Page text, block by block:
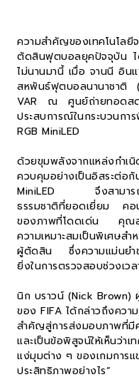
ความสำคัญของเทคโนโลยี
ตัดสินฟุตบอลยุคปัจจุบัน ได้
ไม่นานมานี้ เมื่อ จานนี อิน
สหพันธ์ฟุตบอลนานาชาติ
VAR ณ ศูนย์ถ่ายทอดสด
ประสบการณ์ในกระบวน
RGB MiniLED
ด้วยขุมพลังจากแหล่งกำ
ควบคุมอย่างเป็นอิสระ
MiniLED จึงสามารถใ
ธรรมชาติที่ยอดเยี่ยม คอ
ของภาพที่โดดเด่น คุณสม
ความเหมาะสมเป็นพิเศษส
ผู้ตัดสิน ซึ่งความแม่นยำข
ยิ่งในการตรวจสอบช่วงเ
นิก บราวน์ (Nick Brown)
ของ FIFA ได้กล่าวถึงควา
สำคัญสู่การส่งมอบภาพที่มี
และเป็นข้อพิสูจน์ให้เห็นว่า
แง่มุมต่าง ๆ ของเกมการแ
ประสิทธิภาพอย่างไร”